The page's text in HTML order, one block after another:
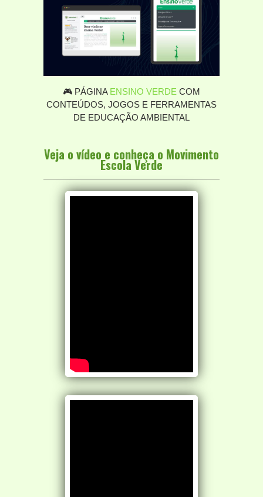
🎮 PÁGINA ENSINO VERDE COM
CONTEÚDOS, JOGOS E FERRAMENTAS
DE EDUCAÇÃO AMBIENTAL
Veja o vídeo e conheça o Movimento
Escola Verde